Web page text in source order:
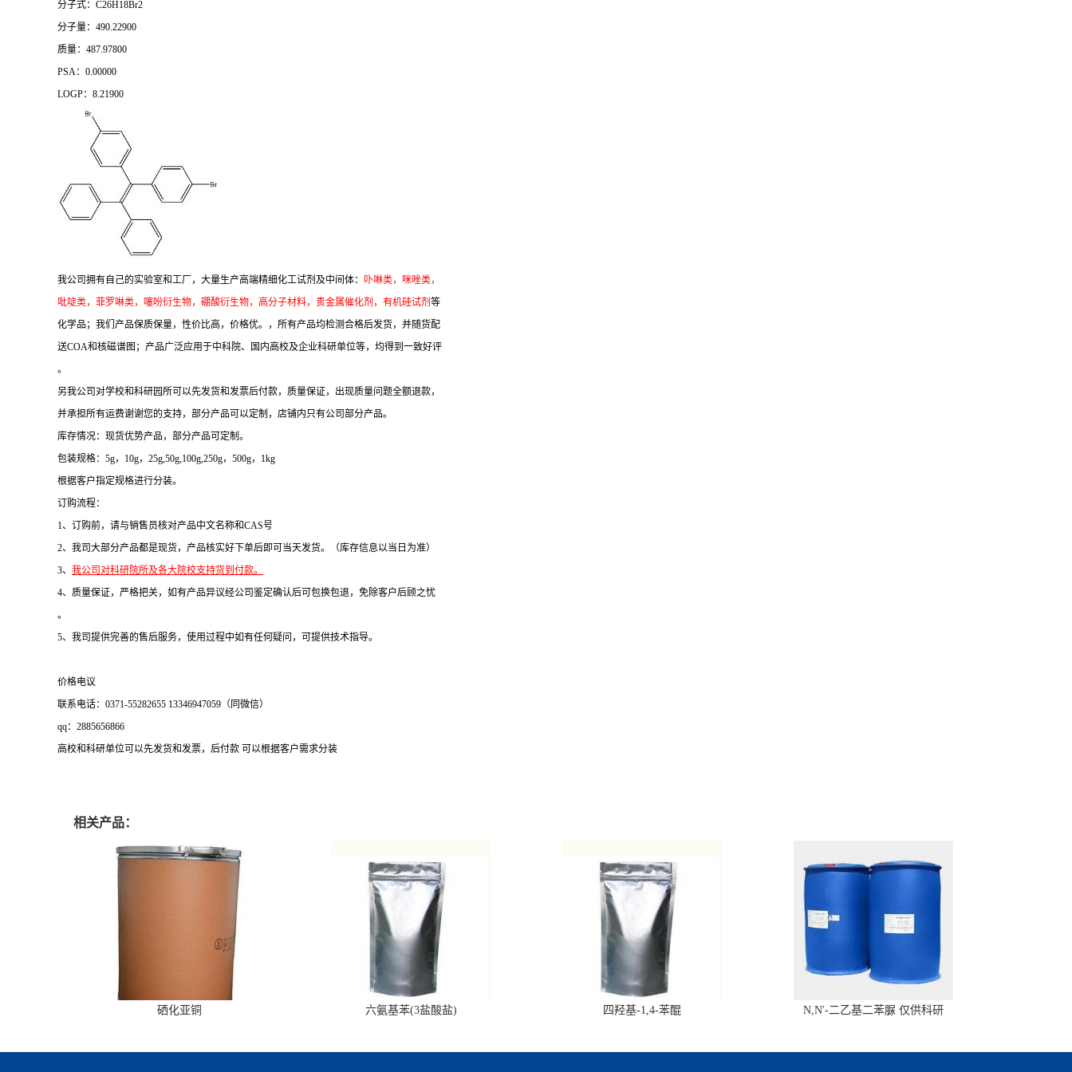
分子式：C26H18Br2
分子量：490.22900
质量：487.97800
PSA：0.00000
LOGP：8.21900
我公司拥有自己的实验室和工厂，大量生产高端精细化工试剂及中间体： 卟啉类，咪唑类，
吡啶类，菲罗啉类，噻吩衍生物，硼酸衍生物，高分子材料，贵金属催化剂，有机硅试剂 等
化学品；我们产品保质保量，性价比高，价格优。，所有产品均检测合格后发货，并随货配
送COA和核磁谱图；产品广泛应用于中科院、国内高校及企业科研单位等，均得到一致好评
。
另我公司对学校和科研园所可以先发货和发票后付款，质量保证，出现质量问题全额退款，
并承担所有运费谢谢您的支持，部分产品可以定制，店铺内只有公司部分产品。
库存情况：现货优势产品，部分产品可定制。
包装规格：5g，10g，25g,50g,100g,250g，500g，1kg
根据客户指定规格进行分装。
订购流程：
1、订购前，请与销售员核对产品中文名称和CAS号
2、我司大部分产品都是现货，产品核实好下单后即可当天发货。（库存信息以当日为准）
3、 我公司对科研院所及各大院校支持货到付款。
4、质量保证，严格把关，如有产品异议经公司鉴定确认后可包换包退，免除客户后顾之忧
。
5、我司提供完善的售后服务，使用过程中如有任何疑问，可提供技术指导。
价格电议
联系电话：0371-55282655 13346947059（同微信）
qq：2885656866
高校和科研单位可以先发货和发票，后付款 可以根据客户需求分装
相关产品：
硒化亚铜 六氨基苯(3盐酸盐) 四羟基-1,4-苯醌 N,N'-二乙基二苯脲 仅供科研